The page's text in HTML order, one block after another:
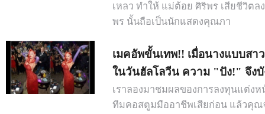
เหลว ทำให้ แม่ต้อย ศิริพร เสียชีวิตล
พร นั้นถือเป็นนักแสดงคุณภา
เมคอัพขั้นเทพ!! เมื่อนางแบบสา
ในวันฮัลโลวีน ความ "ปัง!" จึงบั
เราลองมาชมผลของการลงทุนแต่งห
ทีมคอสตูมมืออาชีพเสียก่อน แล้วคุณ